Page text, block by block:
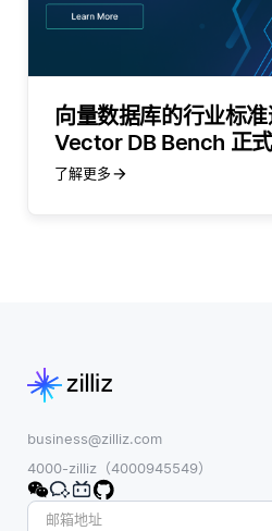
向量数据库的行业标准
Vector DB Bench 正式
了解更多
business@zilliz.com
4000-zilliz（4000945549）